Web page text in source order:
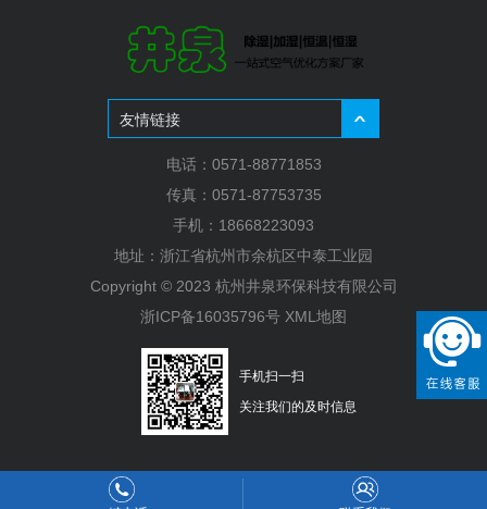
友情链接
电话：0571-88771853
传真：0571-87753735
手机：18668223093
地址：浙江省杭州市余杭区中泰工业园
Copyright © 2023 杭州井泉环保科技有限公司
浙ICP备16035796号 XML地图
手机扫一扫
关注我们的及时信息